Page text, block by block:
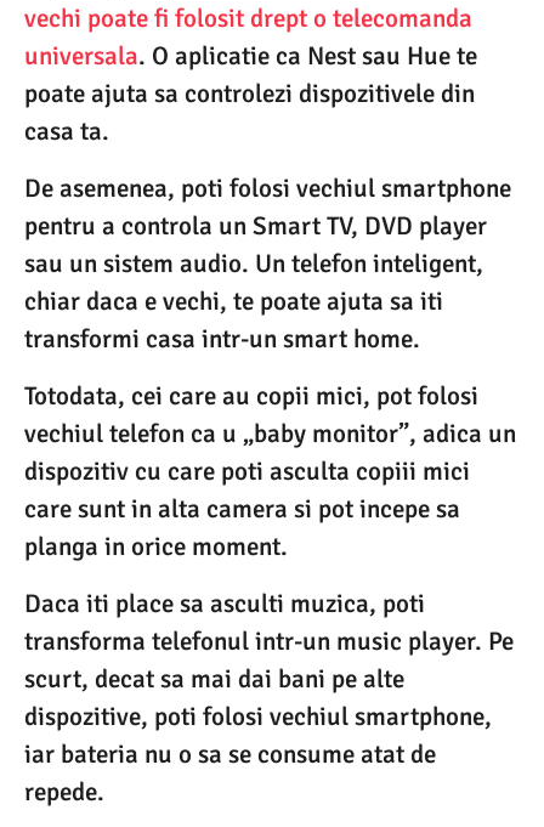
vechi poate fi folosit drept o telecomanda
universala. O aplicatie ca Nest sau Hue te
poate ajuta sa controlezi dispozitivele din
casa ta.
De asemenea, poti folosi vechiul smartphone
pentru a controla un Smart TV, DVD player
sau un sistem audio. Un telefon inteligent,
chiar daca e vechi, te poate ajuta sa iti
transformi casa intr-un smart home.
Totodata, cei care au copii mici, pot folosi
vechiul telefon ca u „baby monitor”, adica un
dispozitiv cu care poti asculta copiii mici
care sunt in alta camera si pot incepe sa
planga in orice moment.
Daca iti place sa asculti muzica, poti
transforma telefonul intr-un music player. Pe
scurt, decat sa mai dai bani pe alte
dispozitive, poti folosi vechiul smartphone,
iar bateria nu o sa se consume atat de
repede.